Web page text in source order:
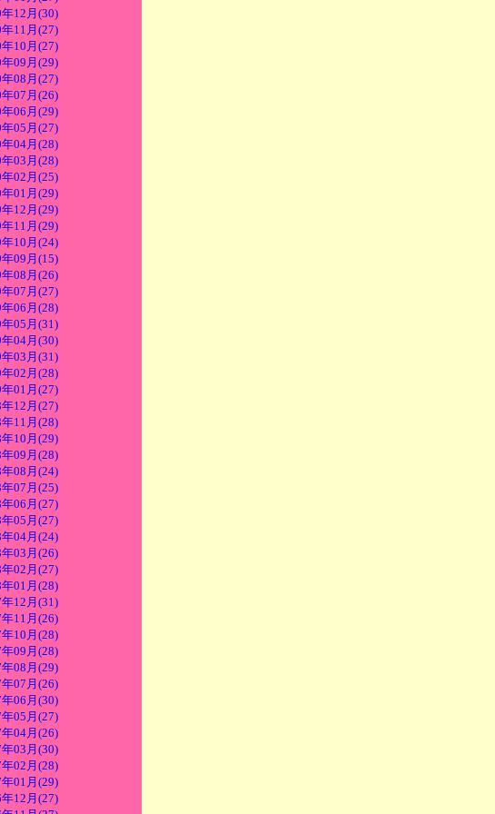
年12月(30)
年11月(27)
年10月(27)
年09月(29)
年08月(27)
年07月(26)
年06月(29)
年05月(27)
年04月(28)
年03月(28)
年02月(25)
年01月(29)
年12月(29)
年11月(29)
年10月(24)
年09月(15)
年08月(26)
年07月(27)
年06月(28)
年05月(31)
年04月(30)
年03月(31)
年02月(28)
年01月(27)
年12月(27)
年11月(28)
年10月(29)
年09月(28)
年08月(24)
年07月(25)
年06月(27)
年05月(27)
年04月(24)
年03月(26)
年02月(27)
年01月(28)
年12月(31)
年11月(26)
年10月(28)
年09月(28)
年08月(29)
年07月(26)
年06月(30)
年05月(27)
年04月(26)
年03月(30)
年02月(28)
年01月(29)
年12月(27)